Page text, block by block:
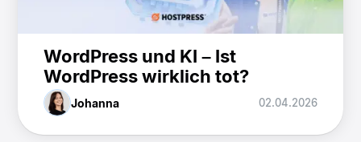
WordPress und KI – Ist
WordPress wirklich tot?
Johanna 02.04.2026